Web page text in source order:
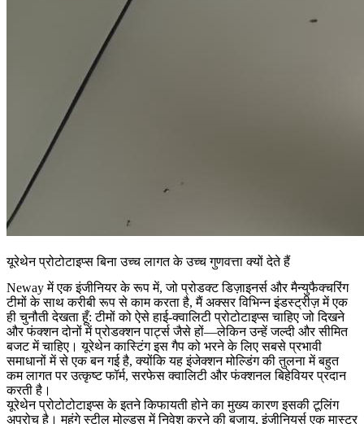
यूरेथेन प्रोटोटाइप्स बिना उच्च लागत के उच्च गुणवत्ता क्यों देते हैं
Neway में एक इंजीनियर के रूप में, जो प्रोडक्ट डिज़ाइनर्स और मैन्युफैक्चरिंग
टीमों के साथ करीबी रूप से काम करता है, मैं अक्सर विभिन्न इंडस्ट्रीज़ में एक
ही चुनौती देखता हूँ: टीमों को ऐसे हाई-क्वालिटी प्रोटोटाइप्स चाहिए जो दिखने
और फंक्शन दोनों में प्रोडक्शन पार्ट्स जैसे हों—लेकिन उन्हें जल्दी और सीमित
बजट में चाहिए। यूरेथेन कास्टिंग इस गैप को भरने के लिए सबसे प्रभावी
समाधानों में से एक बन गई है, क्योंकि यह इंजेक्शन मोल्डिंग की तुलना में बहुत
कम लागत पर उत्कृष्ट फॉर्म, सरफेस क्वालिटी और फंक्शनल बिहेवियर प्रदान
करती है।
यूरेथेन प्रोटोटोटाइप्स के इतने किफायती होने का मुख्य कारण इसकी टूलिंग
अप्रोच है। महंगे स्टील मोल्ड्स में निवेश करने की बजाय, इंजीनियर्स एक मास्टर